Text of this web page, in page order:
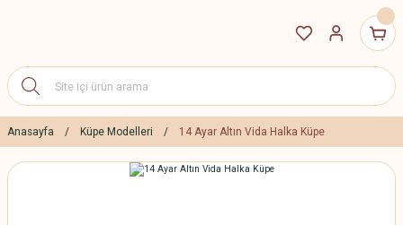
Anasayfa Küpe Modelleri 14 Ayar Altın Vida Halka Küpe